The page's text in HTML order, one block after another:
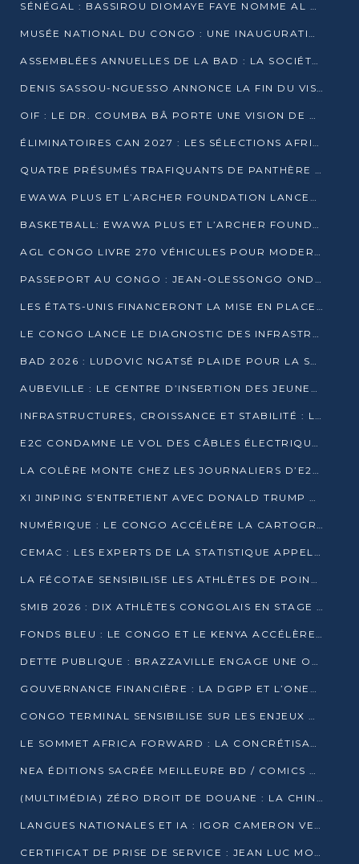
SÉNÉGAL : BASSIROU DIOMAYE FAYE NOMME AL AMINOU LÔ PREMIER MINISTRE
MUSÉE NATIONAL DU CONGO : UNE INAUGURATION PORTEUSE D’ESPOIR POUR LA CULTURE
ASSEMBLÉES ANNUELLES DE LA BAD : LA SOCIÉTÉ CIVILE CONGOLAISE À LA RECHERCHE DE PARTENAIRES POUR SES PROJETS
DENIS SASSOU-NGUESSO ANNONCE LA FIN DU VISA POUR LES AFRICAINS EN 2027
OIF : LE DR. COUMBA BÂ PORTE UNE VISION DE DIALOGUE, DE STABILITÉ ET DE RÉFORME À LA TÊTE
ÉLIMINATOIRES CAN 2027 : LES SÉLECTIONS AFRICAINES CONNAISSENT LEURS ADVERSAIRES
QUATRE PRÉSUMÉS TRAFIQUANTS DE PANTHÈRE ARRÊTÉS À EWO
EWAWA PLUS ET L’ARCHER FOUNDATION LANCENT UN CAMP DE BASKET POUR LES JEUNES À BRAZZAVILLE
BASKETBALL: EWAWA PLUS ET L’ARCHER FOUNDATION LANCENT UN CAMP POUR LES JEUNES
AGL CONGO LIVRE 270 VÉHICULES POUR MODERNISER LE TRANSPORT URBAIN
PASSEPORT AU CONGO : JEAN-OLESSONGO ONDAYE VEUT METTRE FIN AUX LENTEURS ADMINISTRATIVES
LES ÉTATS-UNIS FINANCERONT LA MISE EN PLACE DE JUSQU’À 50 CLINIQUES DE LUTTE CONTRE L’EBOLA
LE CONGO LANCE LE DIAGNOSTIC DES INFRASTRUCTURES SPORTIVES DU COMPLEXE DE KINTÉLÉ
BAD 2026 : LUDOVIC NGATSÉ PLAIDE POUR LA SOUVERAINETÉ FINANCIÈRE AFRICAINE
AUBEVILLE : LE CENTRE D’INSERTION DES JEUNES PRÊT À OUVRIR SES PORTES
INFRASTRUCTURES, CROISSANCE ET STABILITÉ : LA GUINÉE AFFÛTE SES AMBITIONS
E2C CONDAMNE LE VOL DES CÂBLES ÉLECTRIQUES APRÈS UNE VIDÉO VIRALE
LA COLÈRE MONTE CHEZ LES JOURNALIERS D’E2C QUI DÉNONCENT 20 ANS DE PRÉCARITÉ
XI JINPING S’ENTRETIENT AVEC DONALD TRUMP À BEIJING
NUMÉRIQUE : LE CONGO ACCÉLÈRE LA CARTOGRAPHIE DE SES INFRASTRUCTURES DIGITALES
CEMAC : LES EXPERTS DE LA STATISTIQUE APPELLENT À RENFORCER LA SÉCURISATION DES DONNÉES
LA FÉCOTAE SENSIBILISE LES ATHLÈTES DE POINTE-NOIRE À L’HYGIÈNE ALIMENTA
SMIB 2026 : DIX ATHLÈTES CONGOLAIS EN STAGE AU KENYA
FONDS BLEU : LE CONGO ET LE KENYA ACCÉLÈRENT LA MOBILISATION DES FINANCEMENTS
DETTE PUBLIQUE : BRAZZAVILLE ENGAGE UNE OPÉRATION DE RACHAT DE 575 MILLIONS DE DOLLARS
GOUVERNANCE FINANCIÈRE : LA DGPP ET L’ONEC-C VERS UN PARTENARIAT POUR ASSAINIR LES ENTREPRISES PUBLIQUES
CONGO TERMINAL SENSIBILISE SUR LES ENJEUX DE LA SANTÉ MENTALE EN
LE SOMMET AFRICA FORWARD : LA CONCRÉTISATION DE PARTENARIATS ÉQUILIBRÉS ET TOURNÉS VERS L’AVENIR ENTRE LE CONTINENT AFRICAIN ET LA FRANCE
NEA ÉDITIONS SACRÉE MEILLEURE BD / COMICS D’AFRIQUE AU KENYA
(MULTIMÉDIA) ZÉRO DROIT DE DOUANE : LA CHINE ET L’AFRIQUE VERS UNE PROXIMITÉ SANS PRÉCÉDENT (PAPIER GÉNÉRAL)
LANGUES NATIONALES ET IA : IGOR CAMERON VEUT ARRIMER LA STRATÉGIE IA À LA LOI SUR LA RECHERCHE
CERTIFICAT DE PRISE DE SERVICE : JEAN LUC MOUTHOU DÉMENT UNE « FAKE NEWS »